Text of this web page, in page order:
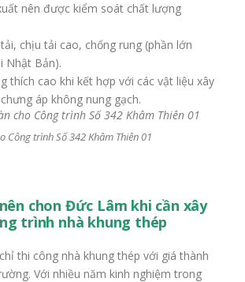
nên được kiểm soát chất lượng
chịu tải cao, chống rung (phần lớn
Nhật Bản).
thích cao khi kết hợp với các vật liệu xây
áp không nung gạch.
Công trình Số 342 Khâm Thiên 01
chon Đức Lâm khi cần xây
trình nhà khung thép
thi công nhà khung thép với giá thành
Với nhiều năm kinh nghiệm trong